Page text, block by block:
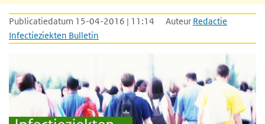
Publicatiedatum 15-04-2016 | 11:14 Auteur Redactie
Infectieziekten Bulletin